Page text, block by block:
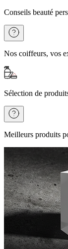
Conseils beauté
Nos coiffeurs, vos
Sélection de
Meilleurs produits